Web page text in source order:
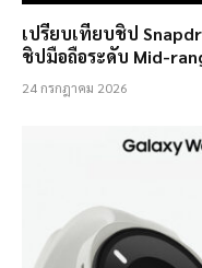
เปรียบเทียบชิป
ชิปมือถือระดับ Mid-
24 กรกฎาคม 2026